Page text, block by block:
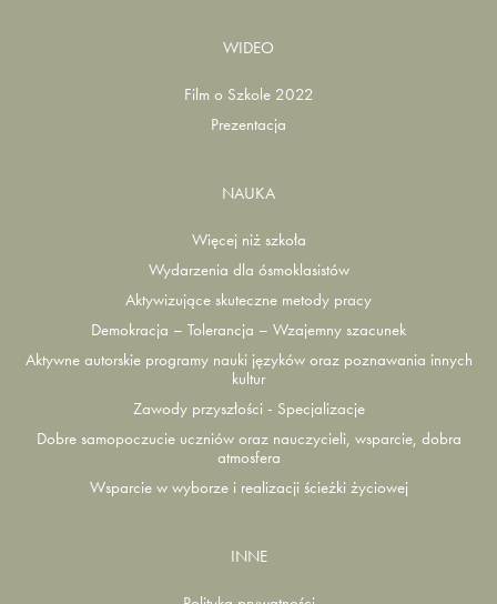
WIDEO
Film o Szkole 2022
Prezentacja
NAUKA
Więcej niż szkoła
Wydarzenia dla ósmoklasistów
Aktywizujące skuteczne metody pracy
Demokracja – Tolerancja – Wzajemny szacunek
Aktywne autorskie programy nauki języków oraz poznawania innych
kultur
Zawody przyszłości - Specjalizacje
Dobre samopoczucie uczniów oraz nauczycieli, wsparcie, dobra
atmosfera
Wsparcie w wyborze i realizacji ścieżki życiowej
INNE